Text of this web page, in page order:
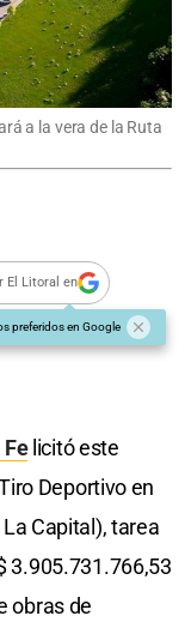
a la vera de la Ruta
El Litoral en
preferidos en Google
licitó este
Deportivo en
Capital), tarea
3.905.731.766,53
obras de